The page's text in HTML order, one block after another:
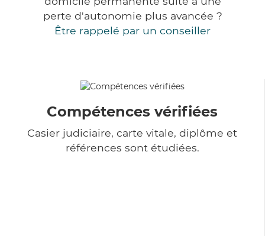
perte d'autonomie plus avancée ?
Être rappelé par un conseiller
Compétences vérifiées
Casier judiciaire, carte vitale, diplôme et
références sont étudiées.